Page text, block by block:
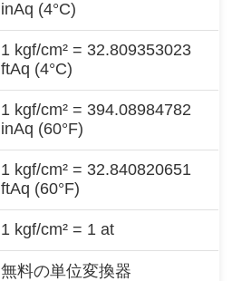
inAq (4°C)
1 kgf/cm² = 32.809353023
ftAq (4°C)
1 kgf/cm² = 394.08984782
inAq (60°F)
1 kgf/cm² = 32.840820651
ftAq (60°F)
1 kgf/cm² = 1 at
無料の単位変換器